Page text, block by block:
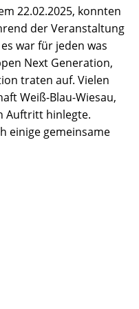
22.02.2025, konnten
der Veranstaltung
war für jeden was
Next Generation,
traten auf. Vielen
Weiß-Blau-Wiesau,
Auftritt hinlegte.
einige gemeinsame